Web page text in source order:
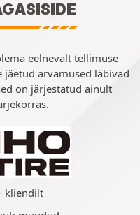
eelnevalt tellimuse
jäetud arvamused läbivad
on järjestatud ainult
kliendilt